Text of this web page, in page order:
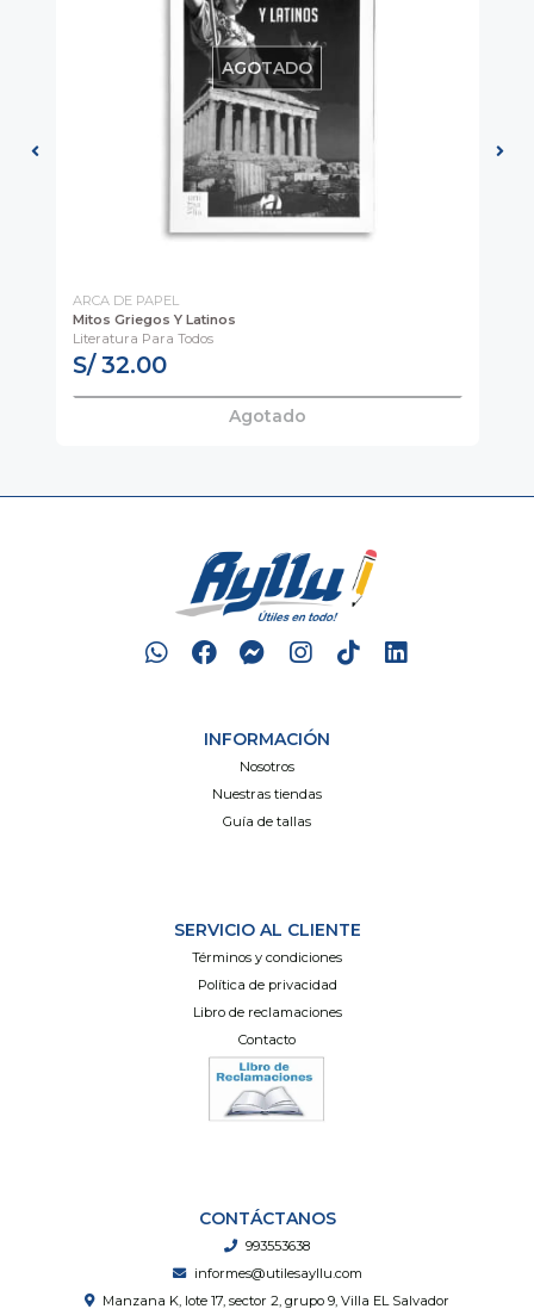
AGOTADO
ARCA DE PAPEL
Mitos Griegos Y Latinos
Literatura Para Todos
S/ 32.00
Agotado
INFORMACIÓN
Nosotros
Nuestras tiendas
Guía de tallas
SERVICIO AL CLIENTE
Términos y condiciones
Política de privacidad
Libro de reclamaciones
Contacto
CONTÁCTANOS
993553638
informes@utilesayllu.com
Manzana K, lote 17, sector 2, grupo 9, Villa EL Salvador